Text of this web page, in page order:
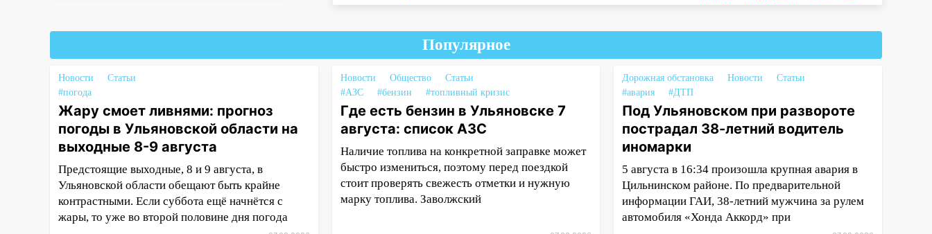
и случайно задушил его: суд
11:38
В Ленинском районе
пожар полностью уничтожил
дачный дом и сарай
11:38 В Госдуме предложили
отменить ЕГЭ с 2027 года
11:25 В Ульяновске ИИ будет
выявлять нарушителей на
контейнерных площадках
11:20
Ульяновская
Популярное
Новости
Статьи
#погода
Жару смоет ливнями: прогноз
погоды в Ульяновской области на
выходные 8-9 августа
Предстоящие выходные, 8 и 9 августа, в
Ульяновской области обещают быть крайне
контрастными. Если суббота ещё начнётся с
жары, то уже во второй половине дня погода
Новости Общество
Статьи
#АЗС
#бензин #топливный кризис
Где есть бензин в Ульяновске 7
августа: список АЗС
Наличие топлива на конкретной заправке может
быстро измениться, поэтому перед поездкой
стоит проверять свежесть отметки и нужную
марку топлива. Заволжский
Дорожная обстановка Новости
Статьи
#авария
#ДТП
Под Ульяновском при развороте
пострадал 38-летний водитель
иномарки
5 августа в 16:34 произошла крупная авария в
Цильнинском районе. По предварительной
информации ГАИ, 38-летний мужчина за рулем
автомобиля «Хонда Аккорд» при